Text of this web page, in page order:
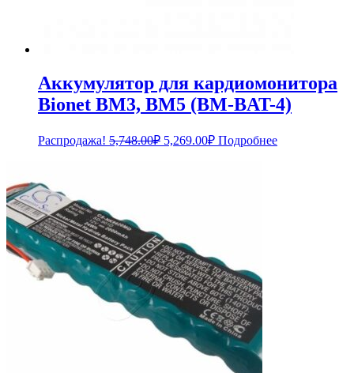
Аккумулятор для кардиомонитора
Bionet BM3, BM5 (BM-BAT-4)
Распродажа! 5,748.00₽ Первоначальная
5,269.00₽Текущая
цена:
Подробнее